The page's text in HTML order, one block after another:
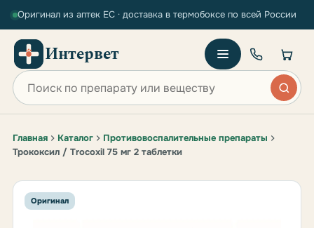
Оригинал из аптек ЕС · доставка в термобоксе по всей России
Интервет
Поиск по сайту
Главная Каталог
Противовоспалительные препараты
Трококсил / Trocoxil 75 мг 2 таблетки
Оригинал